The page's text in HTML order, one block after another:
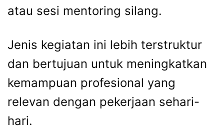
atau sesi mentoring silang.
Jenis kegiatan ini lebih terstruktur
dan bertujuan untuk meningkatkan
kemampuan profesional yang
relevan dengan pekerjaan sehari-
hari.